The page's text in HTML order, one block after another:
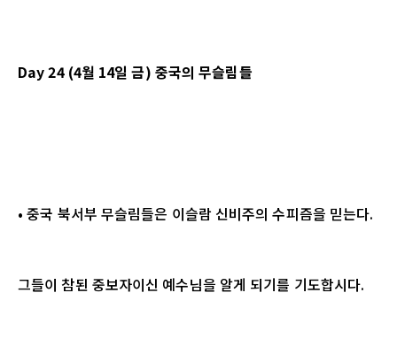
Day 24 (4월 14일 금) 중국의 무슬림들
• 중국 북서부 무슬림들은 이슬람 신비주의 수피즘을 믿는다.
그들이 참된 중보자이신 예수님을 알게 되기를 기도합시다.